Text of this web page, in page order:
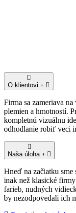
O klientovi
Firma sa zameriava
plemien a hmotností.
kompletnú vizuálnu
odhodlanie robiť veci
Naša úloha
Hneď na začiatku
inak než klasické
farieb, nudných
by nezodpovedali ich